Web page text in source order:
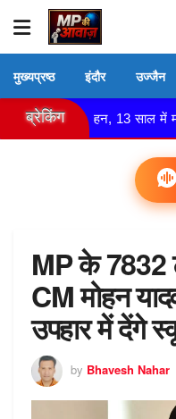
मुख्यप्रष्ठ इंदौर उज्जैन
ब्रेकिंग
दुल्हन, 13 साल में माँ. कोर्ट
MP के 7832
CM मोहन
उपहार में देंगे
by Bhavesh Nahar